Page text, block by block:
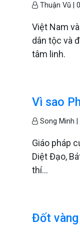
Thuận Vũ |
Việt Nam
dân tộc và
tâm linh.
Vì sao
Song Minh |
Giáo pháp
Diệt Đạo,
thí...
Đốt